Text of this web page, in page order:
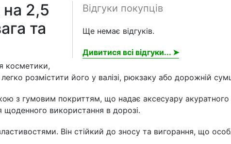
Відгуки покупців
Ще немає відгуків.
Дивитися всі відгуки... ➤
2,5
та
косметики,
розмістити його у валізі, рюкзаку або дорожній
з гумовим покриттям, що надає аксесуару акуратного
щоденного використання в дорозі.
Він стійкий до зносу та вигорання, що